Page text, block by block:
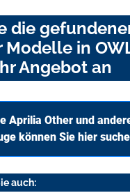
die
Modelle in
Angebot an
Aprilia Other und
können Sie hier
auch: